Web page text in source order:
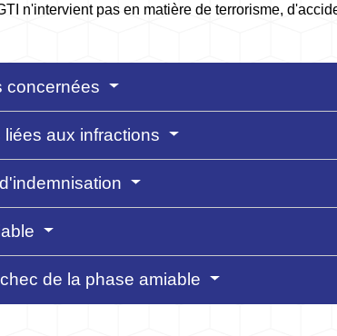
n'intervient pas en matière de terrorisme,
concernées
liées aux infractions
de la phase amiable